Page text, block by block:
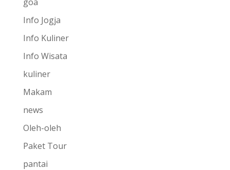
Info Jogja
Info Kuliner
Info Wisata
kuliner
Makam
news
Oleh-oleh
Paket Tour
pantai